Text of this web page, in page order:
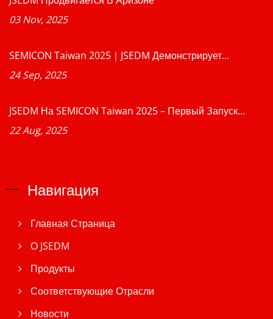
03 Nov, 2025
SEMICON Taiwan 2025｜JSEDM Демонстрирует...
24 Sep, 2025
JSEDM На SEMICON Taiwan 2025 – Первый Запуск...
22 Aug, 2025
Навигация
Главная Страница
О JSEDM
Продукты
Соответствующие Отрасли
Новости